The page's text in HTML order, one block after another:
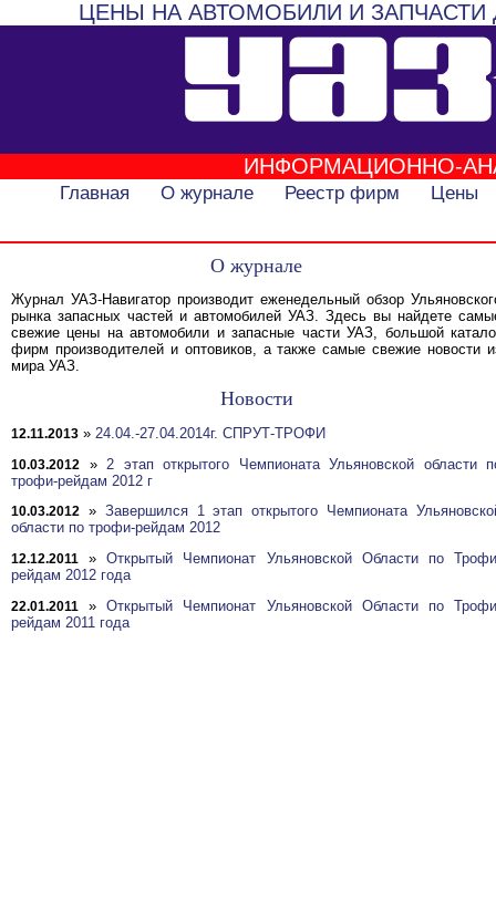
ЦЕНЫ НА АВТОМОБИЛИ И
ИНФОРМАЦИОННО-
Главная О журнале Реестр фирм Цены
О журнале
Журнал УАЗ-Навигатор производит еженедельный обзор
рынка запасных частей и автомобилей УАЗ. Здесь вы найдете
свежие цены на автомобили и запасные части УАЗ, большой
фирм производителей и оптовиков, а также самые свежие новости
мира УАЗ.
Новости
12.11.2013 » 24.04.-27.04.2014г. СПРУТ-ТРОФИ
10.03.2012 » 2 этап открытого Чемпионата Ульяновской области
трофи-рейдам 2012 г
10.03.2012 » Завершился 1 этап открытого Чемпионата
области по трофи-рейдам 2012
12.12.2011 »Открытый Чемпионат Ульяновской Области по
рейдам 2012 года
22.01.2011 »Открытый Чемпионат Ульяновской Области по
рейдам 2011 года